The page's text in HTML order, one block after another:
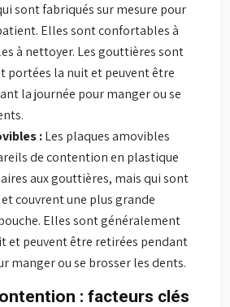
sont fabriqués sur mesure pour
Elles sont confortables à
à nettoyer. Les gouttières sont
portées la nuit et peuvent être
la journée pour manger ou se
:Les plaques amovibles
de contention en plastique
aux gouttières, mais qui sont
couvrent une plus grande
Elles sont généralement
et peuvent être retirées pendant
manger ou se brosser les dents.
: facteurs clés